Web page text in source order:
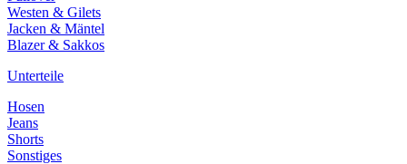
Westen & Gilets
Jacken & Mäntel
Blazer & Sakkos
Unterteile
Hosen
Jeans
Shorts
Sonstiges